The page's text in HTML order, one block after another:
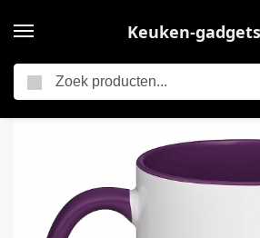
Keuken-
Hacebo® – Koken koffiebeker paars – Kok – Beste kok – thee mok – koffie beker – Chef – Keuken –